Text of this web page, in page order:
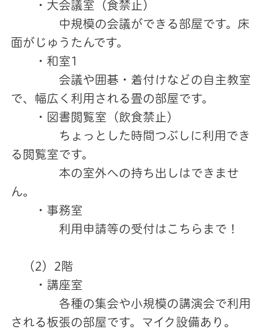
・大会議室（食禁止）
中規模の会議ができる部屋です。床
面がじゅうたんです。
・和室1
会議や囲碁・着付けなどの自主教室
で、幅広く利用される畳の部屋です。
・図書閲覧室（飲食禁止）
ちょっとした時間つぶしに利用でき
る閲覧室です。
本の室外への持ち出しはできませ
ん。
・事務室
利用申請等の受付はこちらまで！
（2）2階
・講座室
各種の集会や小規模の講演会で利用
される板張の部屋です。マイク設備あり。